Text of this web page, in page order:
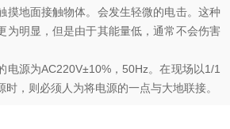
摸地面接触物体。会发生轻微的电击。这种
为明显，但是由于其能量低，通常不会伤害
电源为AC220V±10%，50Hz。在现场以1/1
时，则必须人为将电源的一点与大地联接。